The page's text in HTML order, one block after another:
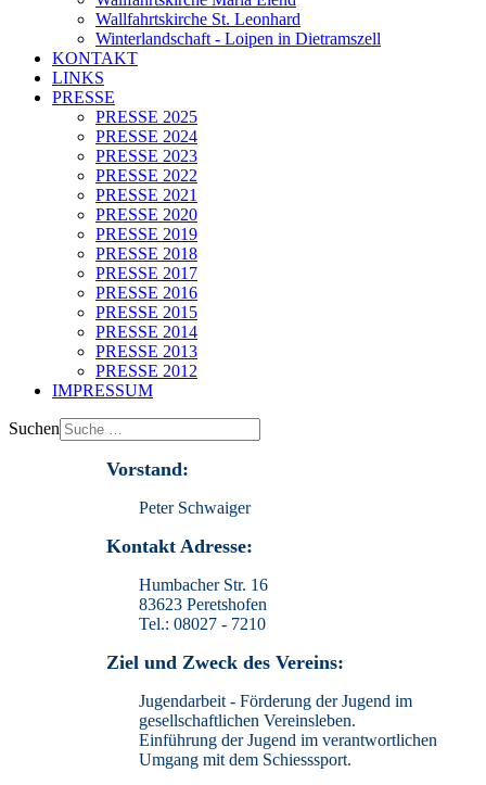
Wallfahrtskirche St. Leonhard
Winterlandschaft - Loipen in Dietramszell
KONTAKT
LINKS
PRESSE
PRESSE 2025
PRESSE 2024
PRESSE 2023
PRESSE 2022
PRESSE 2021
PRESSE 2020
PRESSE 2019
PRESSE 2018
PRESSE 2017
PRESSE 2016
PRESSE 2015
PRESSE 2014
PRESSE 2013
PRESSE 2012
IMPRESSUM
Suchen
Vorstand:
Peter Schwaiger
Kontakt Adresse:
Humbacher Str. 16
83623 Peretshofen
Tel.: 08027 - 7210
Ziel und Zweck des Vereins:
Jugendarbeit - Förderung der Jugend im
gesellschaftlichen Vereinsleben.
Einführung der Jugend im verantwortlichen
Umgang mit dem Schiesssport.